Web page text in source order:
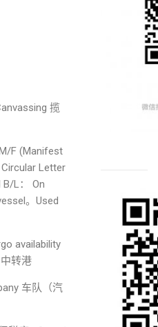
揽
F (Manifest
Letter
L： On
。Used
availability
转港
车队（汽